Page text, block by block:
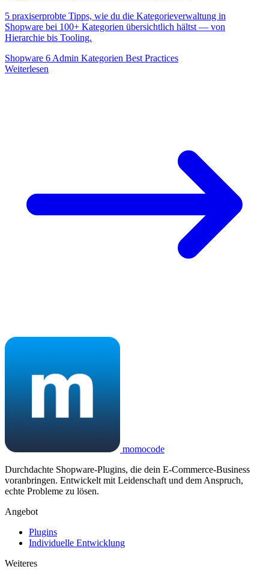
5 praxiserprobte Tipps, wie du die Kategorieverwaltung in
Shopware bei 100+ Kategorien übersichtlich hältst — von
Hierarchie bis Tooling.
Shopware 6 Admin Kategorien Best Practices
Weiterlesen
momocode
Durchdachte Shopware-Plugins, die dein E-Commerce-Business
voranbringen. Entwickelt mit Leidenschaft und dem Anspruch,
echte Probleme zu lösen.
Angebot
Plugins
Individuelle Entwicklung
Weiteres